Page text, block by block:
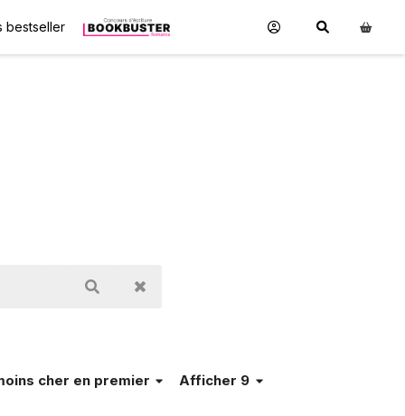
bestseller
Afficher 9
cher en premier